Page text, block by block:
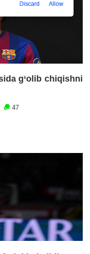
g‘olib chiqishni
47
Discard Allow